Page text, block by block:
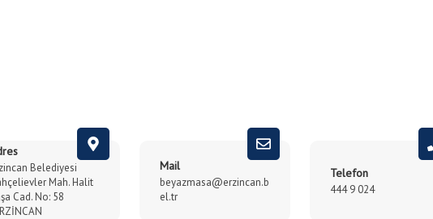
Belediyesi
Mah. Halit
Cad. No: 58
Mail
beyazmasa@erzincan.b
el.tr
Telefon
444 9 024